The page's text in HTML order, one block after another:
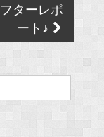
ターレポ
ート♪